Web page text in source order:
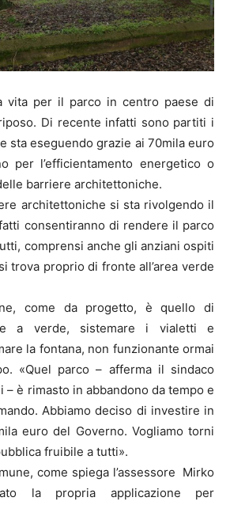
vita per il parco in centro paese di
Di recente infatti sono partiti i
sta eseguendo grazie ai 70mila euro
per l’efficientamento energetico o
barriere architettoniche.
architettoniche si sta rivolgendo il
consentiranno di rendere il parco
comprensi anche gli anziani ospiti
trova proprio di fronte all’area verde
come da progetto, è quello di
a verde, sistemare i vialetti e
la fontana, non funzionante ormai
«Quel parco – afferma il sindaco
– è rimasto in abbandono da tempo e
Abbiamo deciso di investire in
euro del Governo. Vogliamo torni
fruibile a tutti».
come spiega l’assessore Mirko
la propria applicazione per